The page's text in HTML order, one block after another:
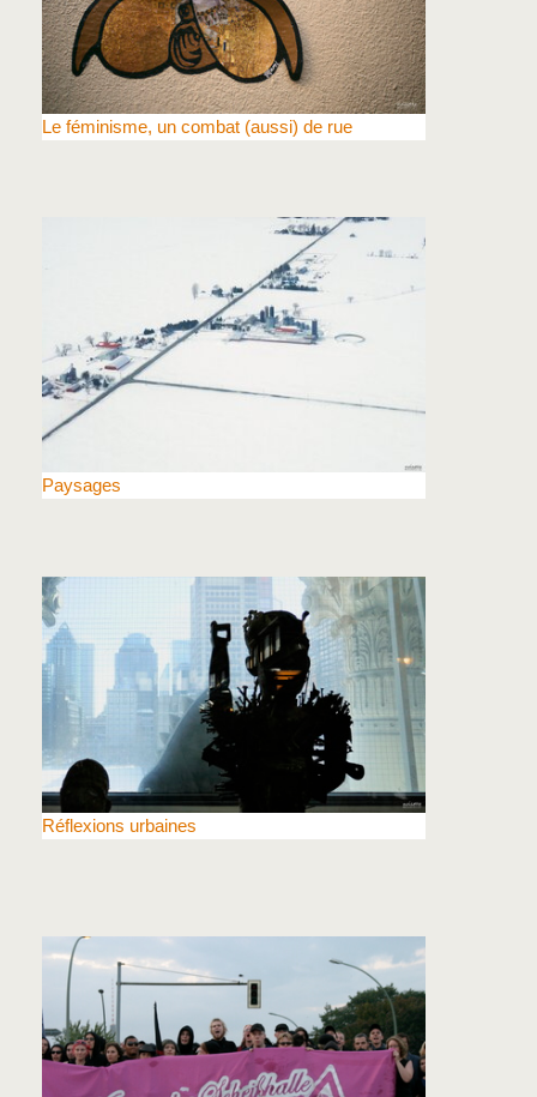
Le féminisme, un combat (aussi) de rue
Paysages
Réflexions urbaines